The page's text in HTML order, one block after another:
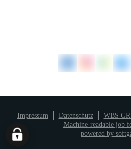
Impressum Datenschutz
WBS
Machine-readable job
powered by